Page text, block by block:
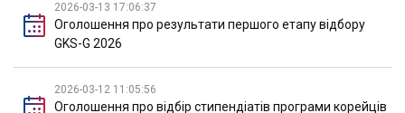
2026-03-13 17:06:37
Оголошення про результати першого етапу відбору
GKS-G 2026
2026-03-12 11:05:56
Оголошення про відбір стипендіатів програми корейців